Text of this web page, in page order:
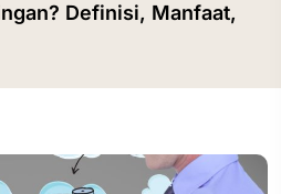
Definisi, Manfaat,